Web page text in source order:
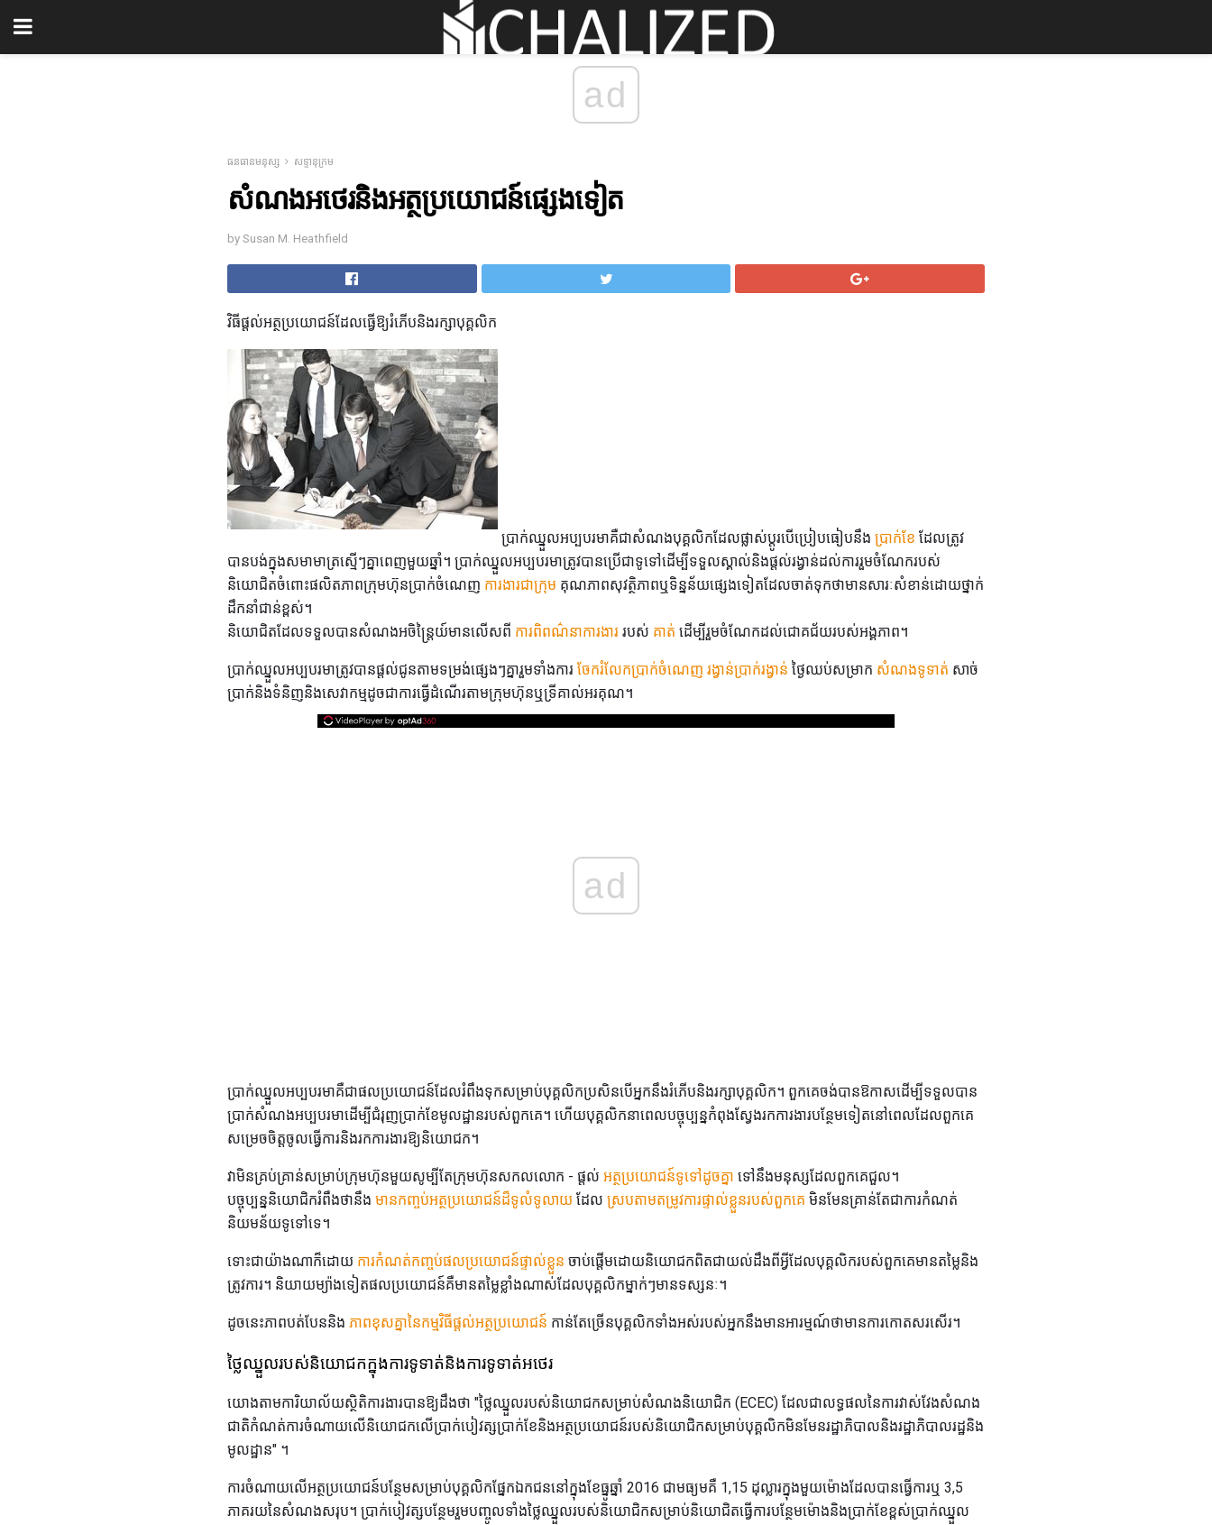
ad
ធនធានមនុស្ស សទ្ទានុក្រម
សំណងអថេរនិងអត្ថប្រយោជន៍ផ្សេងទៀត
by Susan M. Heathfield
វិធីផ្តល់អត្ថប្រយោជន៍ដែលធ្វើឱ្យរំភើបនិងរក្សាបុគ្គលិក
ប្រាក់ឈ្នួលអប្បបរមាគឺជាសំណងបុគ្គលិកដែលផ្លាស់ប្តូរបើប្រៀបធៀបនឹង ប្រាក់ខែ ដែលត្រូវ
បានបង់ក្នុងសមាមាត្រស្មើៗគ្នាពេញមួយឆ្នាំ។ ប្រាក់ឈ្នួលអប្បបរមាត្រូវបានប្រើជាទូទៅដើម្បីទទួលស្គាល់និងផ្តល់រង្វាន់ដល់ការរួមចំណែករបស់
និយោជិតចំពោះផលិតភាពក្រុមហ៊ុនប្រាក់ចំណេញ ការងារជាក្រុម គុណភាពសុវត្ថិភាពឬទិន្នន័យផ្សេងទៀតដែលចាត់ទុកថាមានសារៈសំខាន់ដោយថ្នាក់
ដឹកនាំជាន់ខ្ពស់។
និយោជិតដែលទទួលបានសំណងអចិន្រ្តៃយ៍មានលើសពី ការពិពណ៌នាការងារ របស់ គាត់ ដើម្បីរួមចំណែកដល់ជោគជ័យរបស់អង្គភាព។
ប្រាក់ឈ្នួលអប្បបរមាត្រូវបានផ្តល់ជូនតាមទម្រង់ផ្សេងៗគ្នារួមទាំងការ ចែករំលែកប្រាក់ចំណេញ រង្វាន់ប្រាក់រង្វាន់ ថ្ងៃឈប់សម្រាក សំណងទូទាត់ សាច់
ប្រាក់និងទំនិញនិងសេវាកម្មដូចជាការធ្វើដំណើរតាមក្រុមហ៊ុនឬទ្រីគាល់អរគុណ។
ad
ប្រាក់ឈ្នួលអប្បបរមាគឺជាផលប្រយោជន៍ដែលរំពឹងទុកសម្រាប់បុគ្គលិកប្រសិនបើអ្នកនឹងរំភើបនិងរក្សាបុគ្គលិក។ ពួកគេចង់បានឱកាសដើម្បីទទួលបាន
ប្រាក់សំណងអប្បបរមាដើម្បីជំរុញប្រាក់ខែមូលដ្ឋានរបស់ពួកគេ។ ហើយបុគ្គលិកនាពេលបច្ចុប្បន្នកំពុងស្វែងរកការងារបន្ថែមទៀតនៅពេលដែលពួកគេ
សម្រេចចិត្តចូលធ្វើការនិងរកការងារឱ្យនិយោជក។
វាមិនគ្រប់គ្រាន់សម្រាប់ក្រុមហ៊ុនមួយសូម្បីតែក្រុមហ៊ុនសកលលោក - ផ្តល់ អត្ថប្រយោជន៍ទូទៅដូចគ្នា ទៅនឹងមនុស្សដែលពួកគេជួល។
បច្ចុប្បន្ននិយោជិករំពឹងថានឹង មានកញ្ចប់អត្ថប្រយោជន៍ដ៏ទូលំទូលាយ ដែល ស្របតាមតម្រូវការផ្ទាល់ខ្លួនរបស់ពួកគេ មិនមែនគ្រាន់តែជាការកំណត់
និយមន័យទូទៅទេ។
ទោះជាយ៉ាងណាក៏ដោយ ការកំណត់កញ្ចប់ផលប្រយោជន៍ផ្ទាល់ខ្លួន ចាប់ផ្តើមដោយនិយោជកពិតជាយល់ដឹងពីអ្វីដែលបុគ្គលិករបស់ពួកគេមានតម្លៃនិង
ត្រូវការ។ និយាយម្យ៉ាងទៀតផលប្រយោជន៍គឺមានតម្លៃខ្លាំងណាស់ដែលបុគ្គលិកម្នាក់ៗមានទស្សនៈ។
ដូចនេះភាពបត់បែននិង ភាពខុសគ្នានៃកម្មវិធីផ្តល់អត្ថប្រយោជន៍ កាន់តែច្រើនបុគ្គលិកទាំងអស់របស់អ្នកនឹងមានអារម្មណ៍ថាមានការកោតសរសើរ។
ថ្លៃឈ្នួលរបស់និយោជកក្នុងការទូទាត់និងការទូទាត់អថេរ
យោងតាមការិយាល័យស្ថិតិការងារបានឱ្យដឹងថា "ថ្លៃឈ្នួលរបស់និយោជកសម្រាប់សំណងនិយោជិក (ECEC) ដែលជាលទ្ធផលនៃការវាស់វែងសំណង
ជាតិកំណត់ការចំណាយលើនិយោជកលើប្រាក់បៀវត្សប្រាក់ខែនិងអត្ថប្រយោជន៍របស់និយោជិកសម្រាប់បុគ្គលិកមិនមែនរដ្ឋាភិបាលនិងរដ្ឋាភិបាលរដ្ឋនិង
មូលដ្ឋាន" ។
ការចំណាយលើអត្ថប្រយោជន៍បន្ថែមសម្រាប់បុគ្គលិកផ្នែកឯកជននៅក្នុងខែធ្នូឆ្នាំ 2016 ជាមធ្យមគឺ 1,15 ដុល្លារក្នុងមួយម៉ោងដែលបានធ្វើការឬ 3,5
ភាគរយនៃសំណងសរុប។ ប្រាក់បៀវត្សបន្ថែមរួមបញ្ចូលទាំងថ្លៃឈ្នួលរបស់និយោជិកសម្រាប់និយោជិតធ្វើការបន្ថែមម៉ោងនិងប្រាក់ខែខ្ពស់ប្រាក់ឈ្នួល